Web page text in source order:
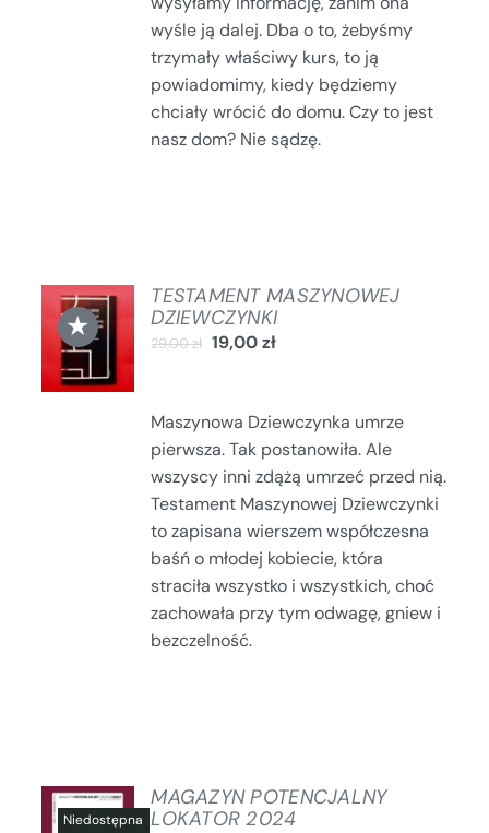
wyśle ją dalej. Dba o to, żebyśmy
trzymały właściwy kurs, to ją
powiadomimy, kiedy będziemy
chciały wrócić do domu. Czy to jest
nasz dom? Nie sądzę.
★
DODAJ
DO
KOSZYKA
SZCZEGÓŁY
TESTAMENT MASZYNOWEJ
DZIEWCZYNKI
29,00zł 19,00zł
Maszynowa Dziewczynka umrze
pierwsza. Tak postanowiła. Ale
wszyscy inni zdążą umrzeć przed nią.
Testament Maszynowej Dziewczynki
to zapisana wierszem współczesna
baśń o młodej kobiecie, która
straciła wszystko i wszystkich, choć
zachowała przy tym odwagę, gniew i
bezczelność.
MAGAZYN POTENCJALNY
LOKATOR 2024